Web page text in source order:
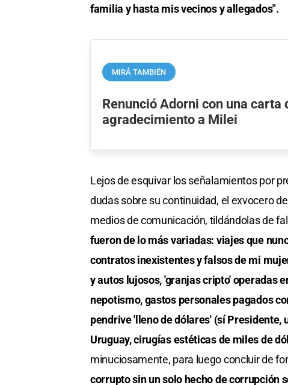
familia y hasta mis vecinos y allegados".
MIRÁ TAMBIÉN
Renunció Adorni con una carta
agradecimiento a Milei
Lejos de esquivar los señalamientos por
dudas sobre su continuidad, el exvocero
medios de comunicación, tildándolas de
fueron de lo más variadas: viajes que
contratos inexistentes y falsos de mi
y autos lujosos, 'granjas cripto' operadas
nepotismo, gastos personales pagados
pendrive 'lleno de dólares' (sí Presidente,
Uruguay, cirugías estéticas de miles de
minuciosamente, para luego concluir de
corrupto sin un solo hecho de corrupción